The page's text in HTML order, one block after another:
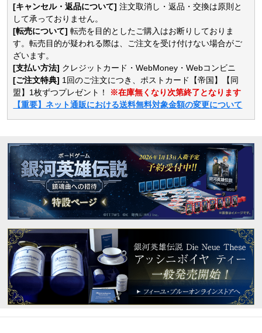
[キャンセル・返品について] 注文取消し・返品・交換は原則と
して承っておりません。
[転売について] 転売を目的としたご購入はお断りしておりま
す。転売目的が疑われる際は、ご注文を受け付けない場合がご
ざいます。
[支払い方法] クレジットカード・WebMoney・Webコンビニ
[ご注文特典] 1回のご注文につき、ポストカード【帝国】【同
盟】1枚ずつプレゼント！ ※在庫無くなり次第終了となります
【重要】ネット通販における送料無料対象金額の変更について